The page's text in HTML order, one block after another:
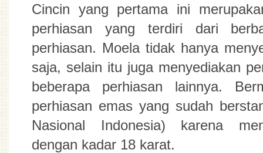
Cincin yang pertama ini
perhiasan yang terdiri dari
perhiasan. Moela tidak hanya
saja, selain itu juga menyediakan
beberapa perhiasan lainnya.
perhiasan emas yang sudah
Nasional Indonesia) karena
dengan kadar 18 karat.